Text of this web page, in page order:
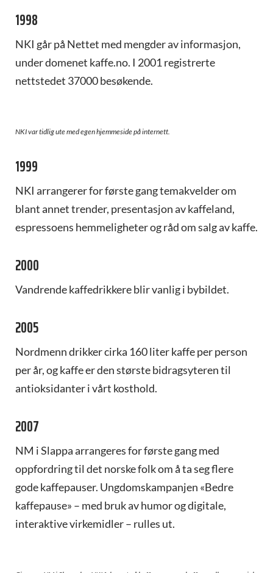
1998
NKI går på Nettet med mengder av informasjon,
under domenet kaffe.no. I 2001 registrerte
nettstedet 37000 besøkende.
NKI var tidlig ute med egen hjemmeside på internett.
1999
NKI arrangerer for første gang temakvelder om
blant annet trender, presentasjon av kaffeland,
espressoens hemmeligheter og råd om salg av kaffe.
2000
Vandrende kaffedrikkere blir vanlig i bybildet.
2005
Nordmenn drikker cirka 160 liter kaffe per person
per år, og kaffe er den største bidragsyteren til
antioksidanter i vårt kosthold.
2007
NM i Slappa arrangeres for første gang med
oppfordring til det norske folk om å ta seg flere
gode kaffepauser. Ungdomskampanjen «Bedre
kaffepause» – med bruk av humor og digitale,
interaktive virkemidler – rulles ut.